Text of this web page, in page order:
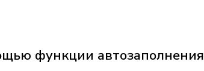
функции автозаполнения